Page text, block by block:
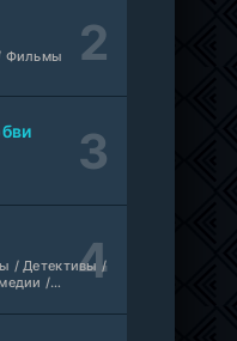
серия
WEB-
Неофициальный, Dragon Money Studio
Фильмы
/ Детективы /
/